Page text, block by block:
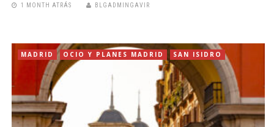
1 MONTH ATRÁS BLGADMINGAVIR
MADRID OCIO Y PLANES MADRID SAN ISIDRO